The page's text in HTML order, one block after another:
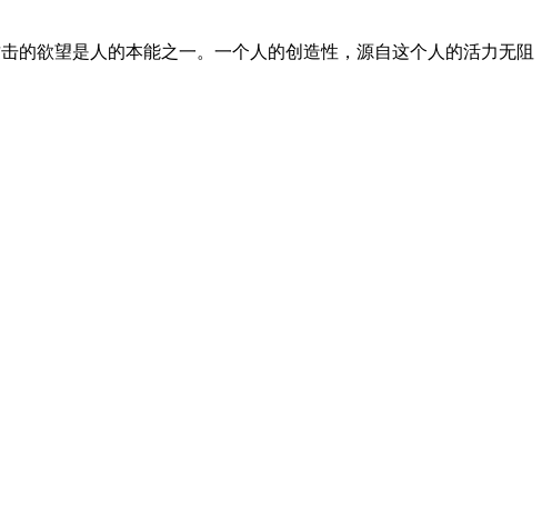
的欲望是人的本能之一。一个人的创造性，源自这个人的活力无阻